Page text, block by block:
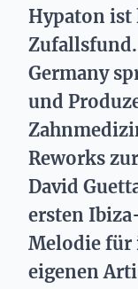
Hypaton ist
Germany
und
Reworks
David
ersten
Melodie für
eigenen